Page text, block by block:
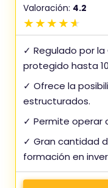
Valoración: 4.2
✓ Regulado por la
protegido hasta
✓ Ofrece la
estructurados.
✓ Permite operar
✓ Gran cantidad
formación en